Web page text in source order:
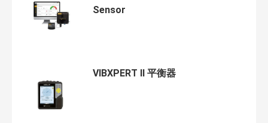
Sensor
VIBXPERT II 平衡器